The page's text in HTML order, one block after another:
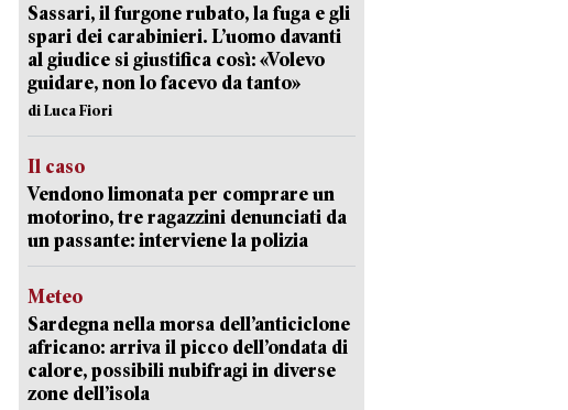
Sassari, il furgone rubato, la fuga e gli
spari dei carabinieri. L’uomo davanti
al giudice si giustifica così: «Volevo
guidare, non lo facevo da tanto»
di Luca Fiori
Il caso
Vendono limonata per comprare un
motorino, tre ragazzini denunciati da
un passante: interviene la polizia
Meteo
Sardegna nella morsa dell’anticiclone
africano: arriva il picco dell’ondata di
calore, possibili nubifragi in diverse
zone dell’isola